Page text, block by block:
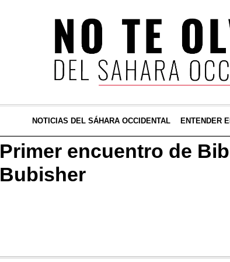
NOTICIAS DEL SÁHARA OCCIDENTAL ENTENDER
Primer encuentro de
Bubisher